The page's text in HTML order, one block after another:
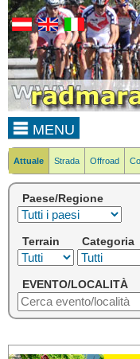
MENU
Attuale Strada Offroad
Paese/Regione
Terrain Categoria
EVENTO/LOCALITÀ